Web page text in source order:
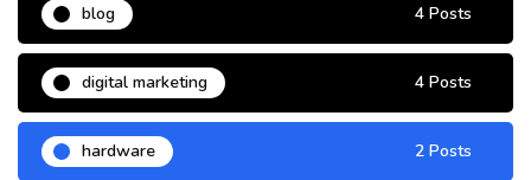
blog 4 Posts
digital marketing 4 Posts
hardware 2 Posts